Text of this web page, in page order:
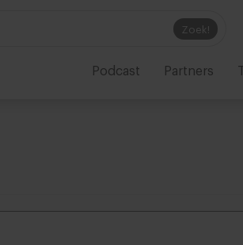
Zoek!
Podcast Partners